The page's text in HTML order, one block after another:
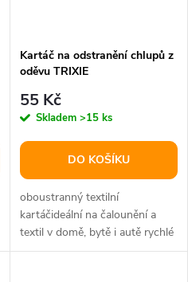
Kartáč na odstranění chlupů z
oděvu TRIXIE
55 Kč
Skladem >15 ks
DO KOŠÍKU
oboustranný textilní
kartáčideální na čalounění a
textil v domě, bytě i autě rychlé
odstranění zvířecích chlupů a...